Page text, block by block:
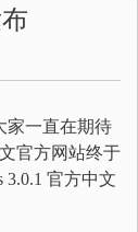
家一直在期待
官方网站终于
3.0.1 官方中文